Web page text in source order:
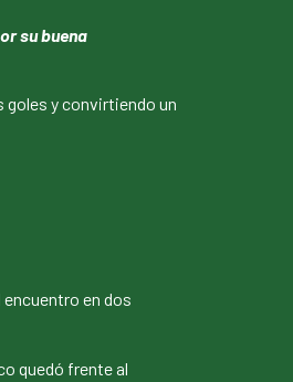
su buena
goles y convirtiendo un
en dos
quedó frente al